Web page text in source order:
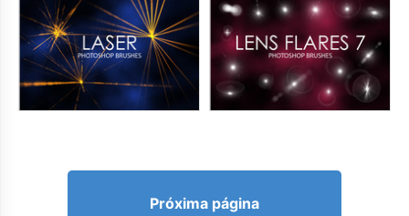
Próxima página